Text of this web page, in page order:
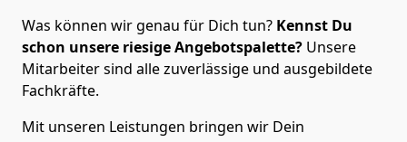
Was können wir genau für Dich tun? Kennst Du
schon unsere riesige Angebotspalette? Unsere
Mitarbeiter sind alle zuverlässige und ausgebildete
Fachkräfte.
Mit unseren Leistungen bringen wir Dein